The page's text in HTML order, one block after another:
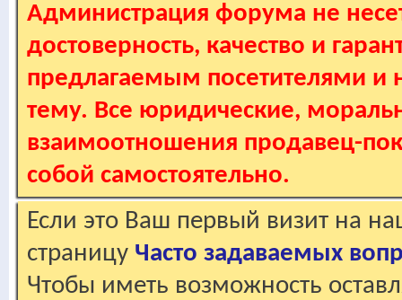
Администрация форума не
достоверность, качество и
предлагаемым посетителями и
тему. Все юридические,
взаимоотношения продавец-
собой самостоятельно.
Если это Ваш первый визит на
страницу Часто задаваемых
Чтобы иметь возможность